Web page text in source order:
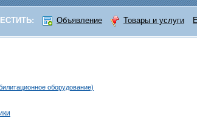
Объявление Товары и услуги
оборудование)